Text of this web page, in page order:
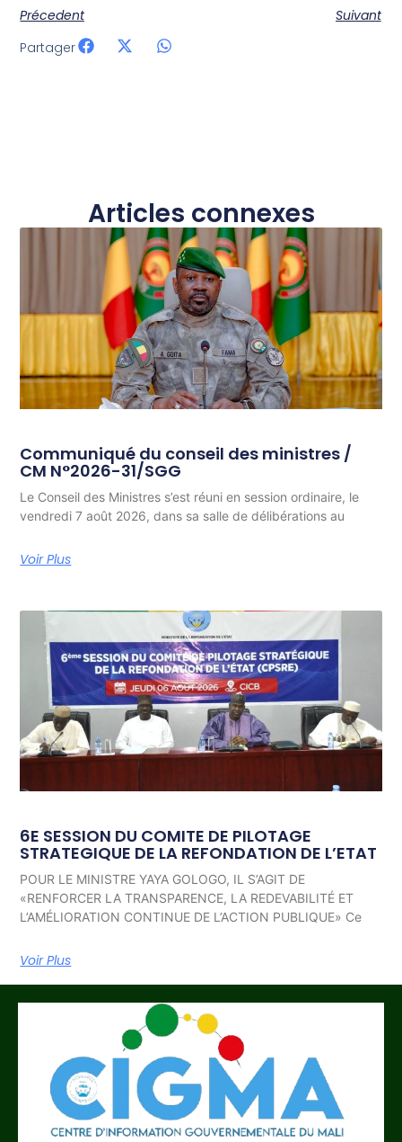
Précedent
Suivant
Partager
Articles connexes
Communiqué du conseil des ministres /
CM N°2026-31/SGG
Le Conseil des Ministres s’est réuni en session ordinaire, le
vendredi 7 août 2026, dans sa salle de délibérations au
Voir Plus
6E SESSION DU COMITE DE PILOTAGE
STRATEGIQUE DE LA REFONDATION DE L’ETAT
POUR LE MINISTRE YAYA GOLOGO, IL S’AGIT DE
«RENFORCER LA TRANSPARENCE, LA REDEVABILITÉ ET
L’AMÉLIORATION CONTINUE DE L’ACTION PUBLIQUE» Ce
Voir Plus